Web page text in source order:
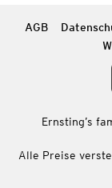
AGB
Ernsting’s
Alle Preise